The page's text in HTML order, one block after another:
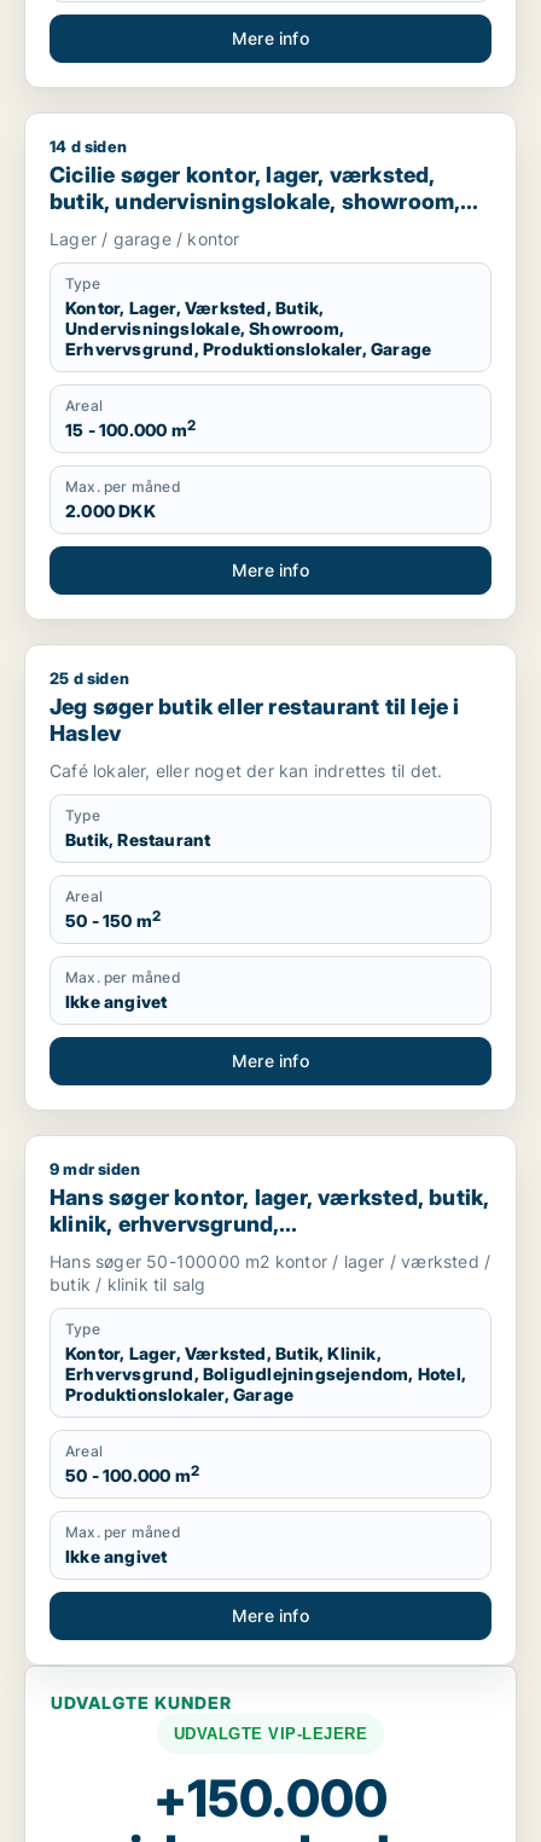
Mere info
Cicilie søger kontor, lager, værksted, butik,
14 d siden
Cicilie søger kontor, lager, værksted,
butik, undervisningslokale, showroom,
erhvervsgrund, produktionslokaler eller
garage til leje i Region Sjælland eller
Nordsjælland
Lager / garage / kontor
Type
Kontor, Lager, Værksted, Butik,
Undervisningslokale, Showroom,
Erhvervsgrund, Produktionslokaler, Garage
Areal
15 - 100.000 m2
Max. per måned
2.000 DKK
Mere info
Jeg søger butik eller restaurant til leje i Haslev
25 d siden
Jeg søger butik eller restaurant til leje i
Haslev
Café lokaler, eller noget der kan indrettes til det.
Type
Butik, Restaurant
Areal
50 - 150 m2
Max. per måned
Ikke angivet
Mere info
Hans søger kontor, lager, værksted, butik, klinik,
9 mdr siden
Hans søger kontor, lager, værksted, butik,
klinik, erhvervsgrund,
boligudlejningsejendom, hotel,
produktionslokaler eller garage til salg i
Region Sjælland
Hans søger 50-100000 m2 kontor / lager / værksted /
butik / klinik til salg
Type
Kontor, Lager, Værksted, Butik, Klinik,
Erhvervsgrund, Boligudlejningsejendom, Hotel,
Produktionslokaler, Garage
Areal
50 - 100.000 m2
Max. per måned
Ikke angivet
Mere info
UDVALGTE KUNDER
UDVALGTE VIP-LEJERE
+150.000